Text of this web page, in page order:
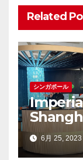
ョ
ン
Related
シンガポール
た6月 25, 2023